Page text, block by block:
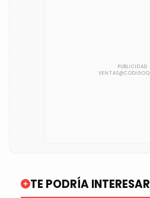
TE PODRÍA INTERESAR